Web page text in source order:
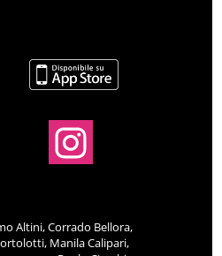
Altini, Corrado Bellora,
Manila Calipari,